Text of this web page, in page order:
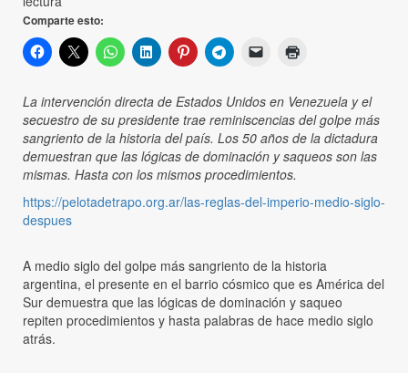
Comparte esto:
La intervención directa de Estados Unidos en Venezuela y el
secuestro de su presidente trae reminiscencias del golpe más
sangriento de la historia del país. Los 50 años de la dictadura
demuestran que las lógicas de dominación y saqueos son las
mismas. Hasta con los mismos procedimientos.
https://pelotadetrapo.org.ar/las-reglas-del-imperio-medio-siglo-
despues
A medio siglo del golpe más sangriento de la historia
argentina, el presente en el barrio cósmico que es América del
Sur demuestra que las lógicas de dominación y saqueo
repiten procedimientos y hasta palabras de hace medio siglo
atrás.